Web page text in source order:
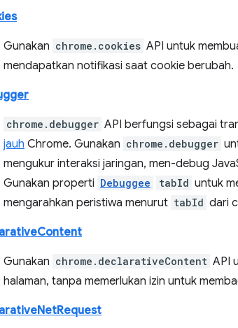
Gunakan chrome.cookies API untuk
mendapatkan notifikasi saat cookie berubah.
chrome.debugger API berfungsi sebagai
jauh Chrome. Gunakan chrome.debugger
mengukur interaksi jaringan, men-debug
Gunakan properti Debuggee tabId untuk
mengarahkan peristiwa menurut tabId dari
Gunakan chrome.declarativeContent API
halaman, tanpa memerlukan izin untuk